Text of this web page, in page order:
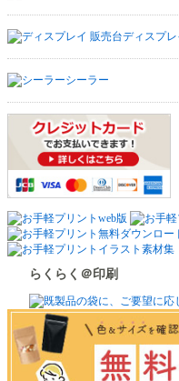
ディスプ
シーラー
らくらく＠印刷